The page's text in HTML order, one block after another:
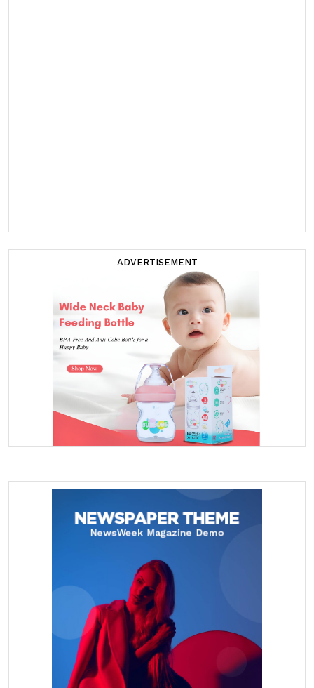
ADVERTISEMENT